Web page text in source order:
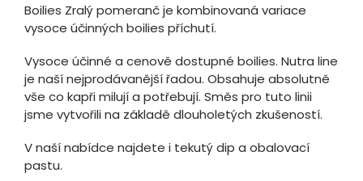
Boilies Zralý pomeranč je kombinovaná variace
vysoce účinných boilies příchutí.
Vysoce účinné a cenově dostupné boilies. Nutra line
je naší nejprodávanější řadou. Obsahuje absolutně
vše co kapři milují a potřebují. Směs pro tuto linii
jsme vytvořili na základě dlouholetých zkušeností.
V naší nabídce najdete i tekutý dip a obalovací
pastu.